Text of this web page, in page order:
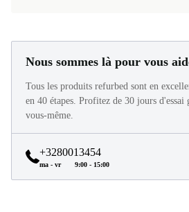
Nous sommes là pour vous
Tous les produits refurbed sont en
en 40 étapes. Profitez de 30 jours d'essai
vous-même.
+3280013454
ma - vr 9:00 - 15:00